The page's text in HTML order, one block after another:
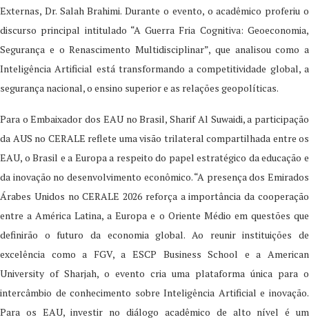
Externas, Dr. Salah Brahimi. Durante o evento, o acadêmico proferiu o
discurso principal intitulado “A Guerra Fria Cognitiva: Geoeconomia,
Segurança e o Renascimento Multidisciplinar”, que analisou como a
Inteligência Artificial está transformando a competitividade global, a
segurança nacional, o ensino superior e as relações geopolíticas.
Para o Embaixador dos EAU no Brasil, Sharif Al Suwaidi, a participação
da AUS no CERALE reflete uma visão trilateral compartilhada entre os
EAU, o Brasil e a Europa a respeito do papel estratégico da educação e
da inovação no desenvolvimento econômico. “A presença dos Emirados
Árabes Unidos no CERALE 2026 reforça a importância da cooperação
entre a América Latina, a Europa e o Oriente Médio em questões que
definirão o futuro da economia global. Ao reunir instituições de
excelência como a FGV, a ESCP Business School e a American
University of Sharjah, o evento cria uma plataforma única para o
intercâmbio de conhecimento sobre Inteligência Artificial e inovação.
Para os EAU, investir no diálogo acadêmico de alto nível é um